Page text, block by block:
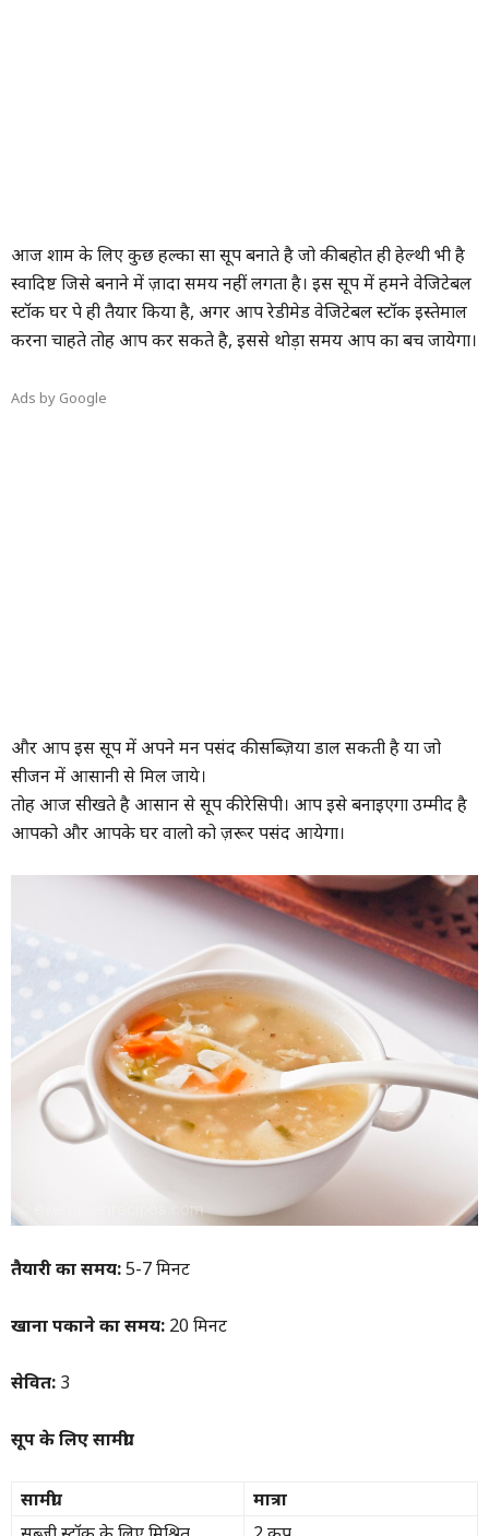
आज शाम के लिए कुछ हल्का सा सूप बनाते है जो की बहोत ही हेल्थी भी है
स्वादिष्ट जिसे बनाने में ज़ादा समय नहीं लगता है। इस सूप में हमने वेजिटेबल
स्टॉक घर पे ही तैयार किया है, अगर आप रेडीमेड वेजिटेबल स्टॉक इस्तेमाल
करना चाहते तोह आप कर सकते है, इससे थोड़ा समय आप का बच जायेगा।
Ads by Google
और आप इस सूप में अपने मन पसंद की सब्ज़िया डाल सकती है या जो
सीजन में आसानी से मिल जाये।
तोह आज सीखते है आसान से सूप की रेसिपी। आप इसे बनाइएगा उम्मीद है
आपको और आपके घर वालो को ज़रूर पसंद आयेगा।
तैयारी का समय:5-7 मिनट
खाना पकाने का समय: 20 मिनट
सेवित: 3
सूप के लिए सामग्री:
सामग्री
मात्रा